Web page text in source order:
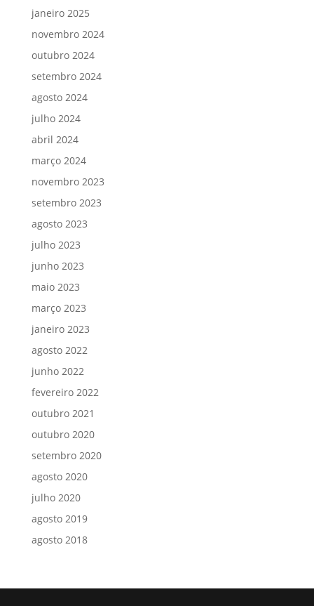
janeiro 2025
novembro 2024
outubro 2024
setembro 2024
agosto 2024
julho 2024
abril 2024
março 2024
novembro 2023
setembro 2023
agosto 2023
julho 2023
junho 2023
maio 2023
março 2023
janeiro 2023
agosto 2022
junho 2022
fevereiro 2022
outubro 2021
outubro 2020
setembro 2020
agosto 2020
julho 2020
agosto 2019
agosto 2018